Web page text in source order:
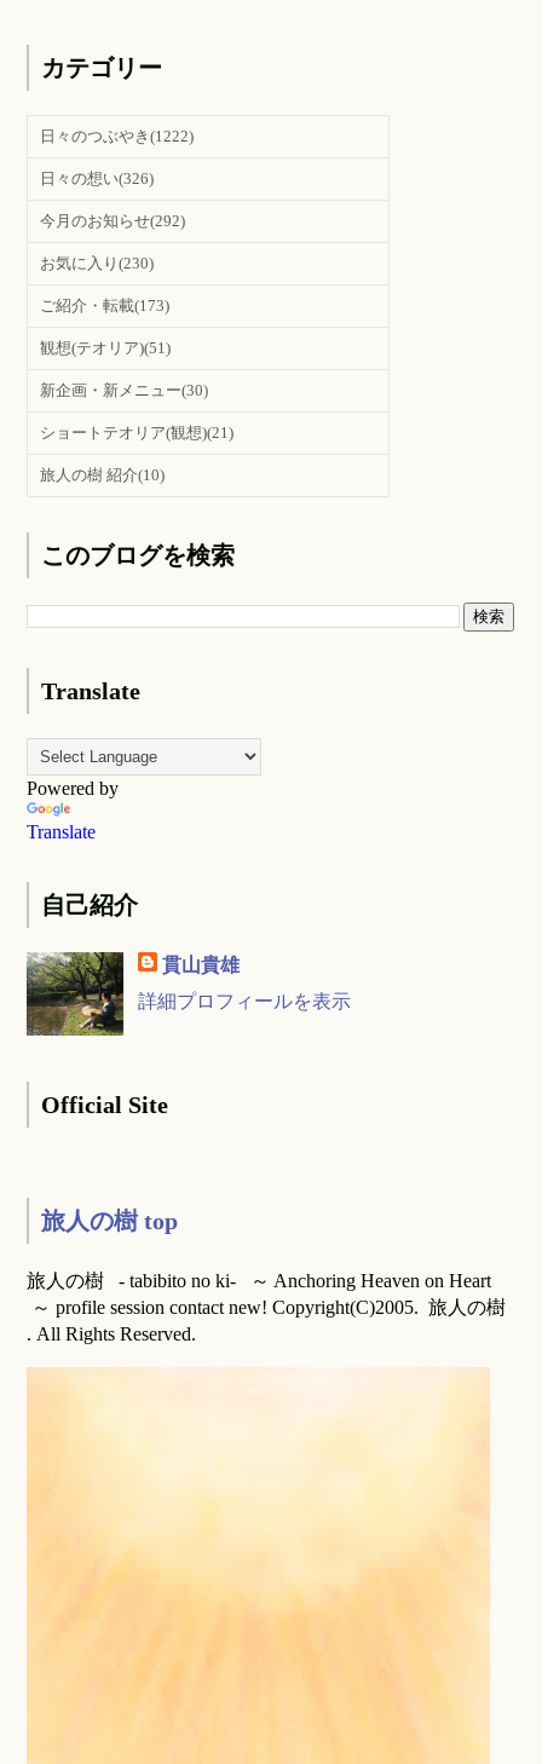
カテゴリー
日々のつぶやき(1222)
日々の想い(326)
今月のお知らせ(292)
お気に入り(230)
ご紹介・転載(173)
観想(テオリア)(51)
新企画・新メニュー(30)
ショートテオリア(観想)(21)
旅人の樹 紹介(10)
このブログを検索
Translate
Powered by
Translate
自己紹介
貫山貴雄
詳細プロフィールを表示
Official Site
旅人の樹 top
旅人の樹 - tabibito no ki- ～ Anchoring Heaven on Heart
～ profile session contact new! Copyright(C)2005. 旅人の樹
. All Rights Reserved.